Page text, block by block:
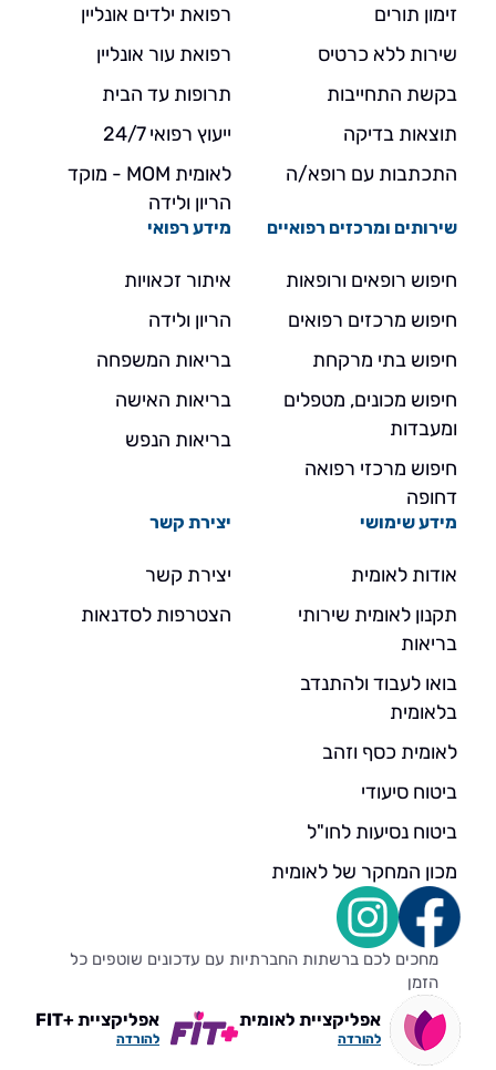
זימון תורים
שירות ללא כרטיס
בקשת התחייבות
תוצאות בדיקה
התכתבות עם רופא/ה
רפואת ילדים אונליין
רפואת עור אונליין
תרופות עד הבית
ייעוץ רפואי 24/7
לאומית MOM - מוקד
הריון ולידה
שירותים ומרכזים רפואיים
חיפוש רופאים ורופאות
חיפוש מרכזים רפואים
חיפוש בתי מרקחת
חיפוש מכונים, מטפלים
ומעבדות
חיפוש מרכזי רפואה
דחופה
מידע רפואי
איתור זכאויות
הריון ולידה
בריאות המשפחה
בריאות האישה
בריאות הנפש
מידע שימושי
אודות לאומית
תקנון לאומית שירותי
בריאות
בואו לעבוד ולהתנדב
בלאומית
לאומית כסף וזהב
ביטוח סיעודי
ביטוח נסיעות לחו"ל
מכון המחקר של לאומית
יצירת קשר
יצירת קשר
הצטרפות לסדנאות
מחכים לכם ברשתות החברתיות עם עדכונים שוטפים כל
הזמן
אפליקציית לאומית
להורדה
אפליקציית +FIT
להורדה